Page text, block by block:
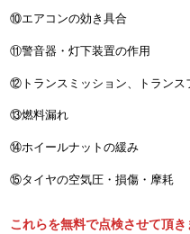
⑩エアコンの効き具合
⑪警音器・灯下装置の作用
⑫トランスミッション、トランス
⑬燃料漏れ
⑭ホイールナットの緩み
⑮タイヤの空気圧・損傷・摩耗
これらを無料で点検させて頂き